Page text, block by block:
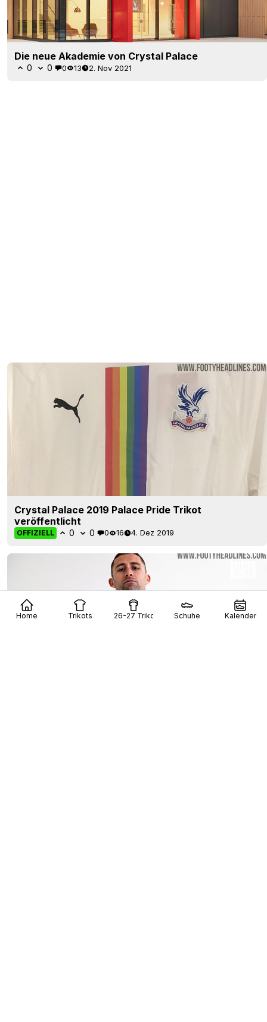
Home Trikots 26-27 Trikots Schuhe Kalender
Die neue Akademie von Crystal Palace
0 0 0 13 2. Nov 2021
Crystal Palace 2019 Palace Pride Trikot
veröffentlicht
OFFIZIELL 0 0 0 16 4. Dez 2019